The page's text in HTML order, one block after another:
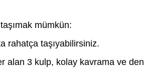
mümkün:
rahatça taşıyabilirsiniz.
alan 3 kulp, kolay kavrama ve